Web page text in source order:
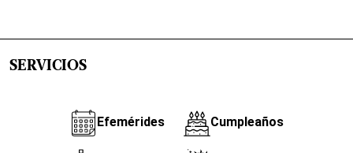
SERVICIOS
Efemérides Cumpleaños